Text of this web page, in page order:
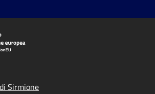
Sirmione